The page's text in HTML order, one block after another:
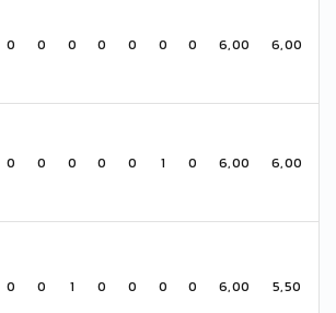
0 0 0 0 0 0 0 6,00 6,00
0 0 0 0 0 1 0 6,00 6,00
0 0 1 0 0 0 0 6,00 5,50